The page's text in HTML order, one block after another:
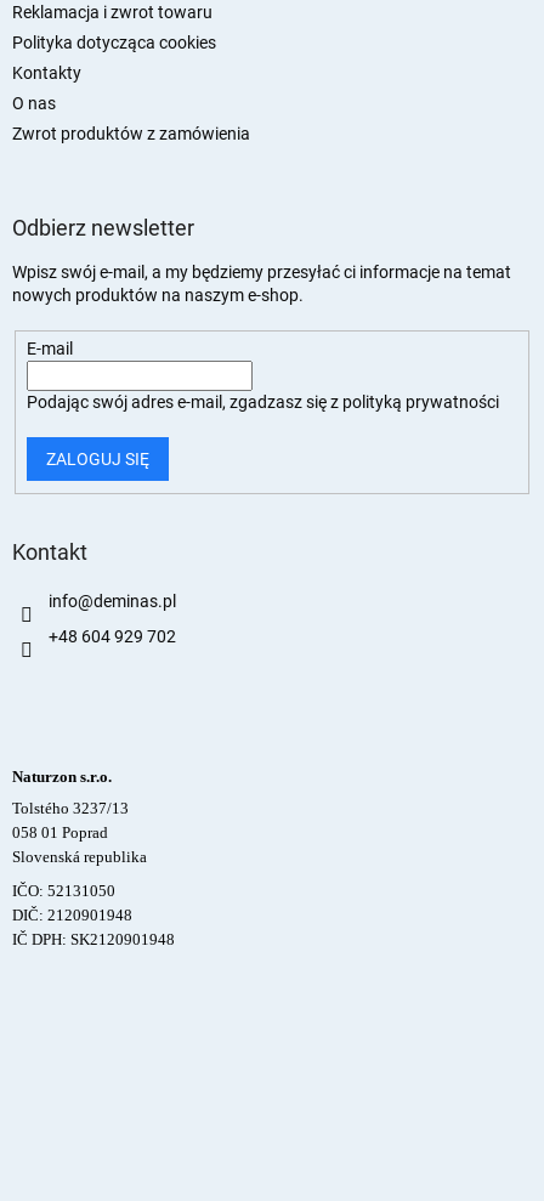
Reklamacja i zwrot towaru
Polityka dotycząca cookies
Kontakty
O nas
Zwrot produktów z zamówienia
Odbierz newsletter
Wpisz swój e-mail, a my będziemy przesyłać ci informacje na temat
nowych produktów na naszym e-shop.
E-mail
Podając swój adres e-mail, zgadzasz się z polityką prywatności
ZALOGUJ SIĘ
Kontakt
info@deminas.pl
+48 604 929 702
Naturzon s.r.o.
Tolstého 3237/13
058 01 Poprad
Slovenská republika
IČO: 52131050
DIČ: 2120901948
IČ DPH: SK2120901948